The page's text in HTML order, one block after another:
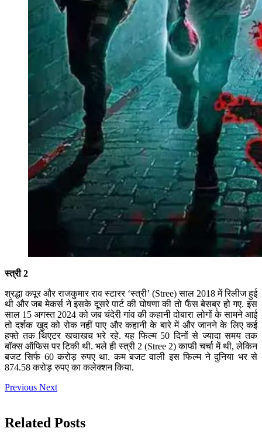
स्त्री 2
श्रद्धा कपूर और राजकुमार राव स्टारर ‘स्त्री’ (Stree) साल 2018 में रिलीज हुई
थी और जब मेकर्स ने इसके दूसरे पार्ट की घोषणा की तो फैंस बेसब्र हो गए. इस
साल 15 अगस्त 2024 को जब चंदेरी गांव की कहानी दोबारा लोगों के सामने आई
तो दर्शक खुद को रोक नहीं पाए और कहानी के बारे में और जानने के लिए कई
हफ्ते तक थिएटर खचाखच भरे रहे. यह फिल्म 50 दिनों से ज्यादा समय तक
बॉक्स ऑफिस पर टिकी थी. भले ही स्त्री 2 (Stree 2) काफी चर्चा में थी, लेकिन
बजट सिर्फ 60 करोड़ रुपए था. कम बजट वाली इस फिल्म ने दुनिया भर से
874.58 करोड़ रुपए का कलेक्शन किया.
Previous Next
Related Posts